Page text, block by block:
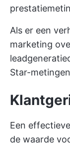
Als er een
marketing
Star-
Een
de waarde